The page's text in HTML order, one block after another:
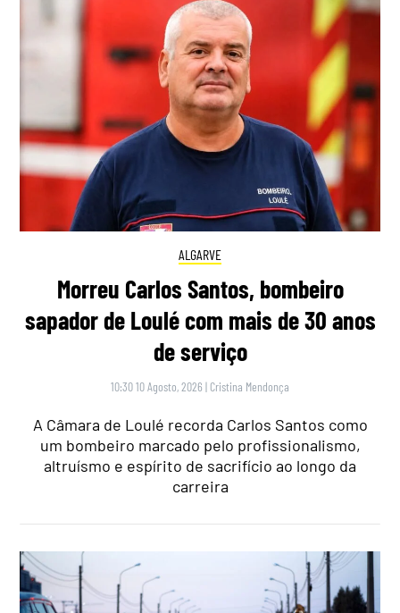
ALGARVE
Morreu Carlos Santos, bombeiro
sapador de Loulé com mais de 30 anos
de serviço
10:30 10 Agosto, 2026 | Cristina Mendonça
A Câmara de Loulé recorda Carlos Santos como
um bombeiro marcado pelo profissionalismo,
altruísmo e espírito de sacrifício ao longo da
carreira